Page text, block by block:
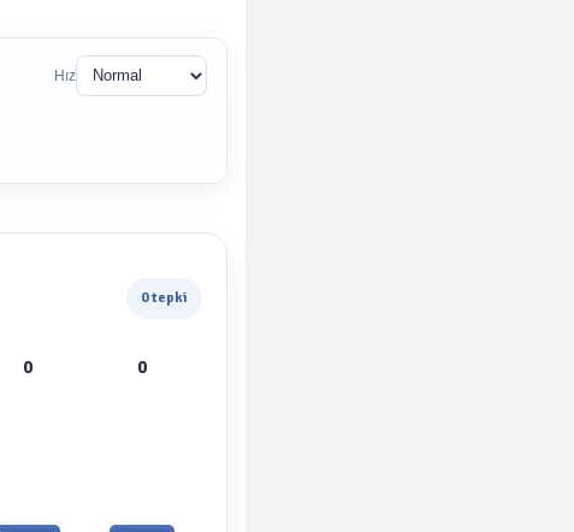
Hız
0 tepki
0 0